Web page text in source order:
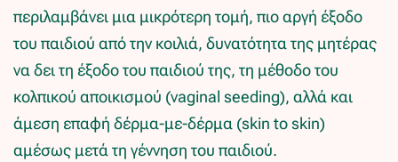
περιλαμβάνει μια μικρότερη τομή, πιο αργή έξοδο
του παιδιού από την κοιλιά, δυνατότητα της μητέρας
να δει τη έξοδο του παιδιού της, τη μέθοδο του
κολπικού αποικισμού (vaginal seeding), αλλά και
άμεση επαφή δέρμα-με-δέρμα (skin to skin)
αμέσως μετά τη γέννηση του παιδιού.